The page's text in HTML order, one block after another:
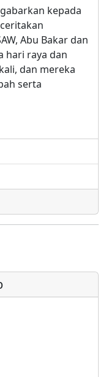
kepada
Abu Bakar dan
hari raya dan
dan mereka
serta